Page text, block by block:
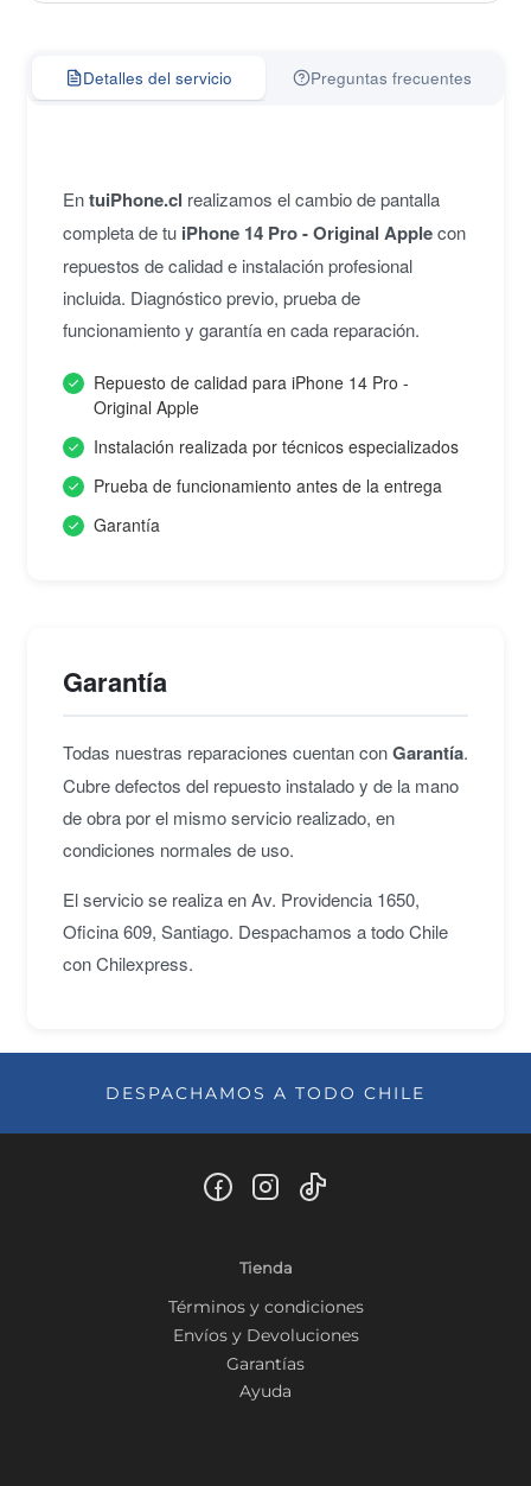
Detalles del servicio Preguntas frecuentes
EntuiPhone.cl realizamos el cambio de pantalla
completa de tu iPhone 14 Pro - Original Applecon
repuestos de calidad e instalación profesional
incluida. Diagnóstico previo, prueba de
funcionamiento y garantía en cada reparación.
Repuesto de calidad para iPhone 14 Pro -
Original Apple
Instalación realizada por técnicos especializados
Prueba de funcionamiento antes de la entrega
Garantía
Garantía
Todas nuestras reparaciones cuentan conGarantía.
Cubre defectos del repuesto instalado y de la mano
de obra por el mismo servicio realizado, en
condiciones normales de uso.
El servicio se realiza en Av. Providencia 1650,
Oficina 609, Santiago. Despachamos a todo Chile
con Chilexpress.
DESPACHAMOS A TODO CHILE
Tienda
Términos y condiciones
Envíos y Devoluciones
Garantías
Ayuda